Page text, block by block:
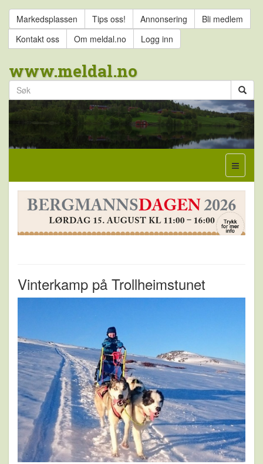
Markedsplassen Tips oss! Annonsering
Bli medlem
Kontakt oss
Om meldal.no Logg inn
www.meldal.no
Vinterkamp på Trollheimstunet